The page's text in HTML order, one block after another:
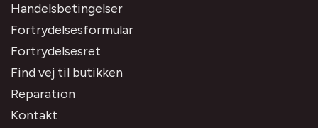
Handelsbetingelser
Fortrydelsesformular
Fortrydelsesret
Find vej til butikken
Reparation
Kontakt